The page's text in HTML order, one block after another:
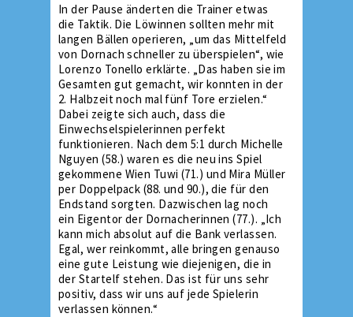
In der Pause änderten die Trainer etwas
die Taktik. Die Löwinnen sollten mehr mit
langen Bällen operieren, „um das Mittelfeld
von Dornach schneller zu überspielen“, wie
Lorenzo Tonello erklärte. „Das haben sie im
Gesamten gut gemacht, wir konnten in der
2. Halbzeit noch mal fünf Tore erzielen.“
Dabei zeigte sich auch, dass die
Einwechselspielerinnen perfekt
funktionieren. Nach dem 5:1 durch Michelle
Nguyen (58.) waren es die neu ins Spiel
gekommene Wien Tuwi (71.) und Mira Müller
per Doppelpack (88. und 90.), die für den
Endstand sorgten. Dazwischen lag noch
ein Eigentor der Dornacherinnen (77.). „Ich
kann mich absolut auf die Bank verlassen.
Egal, wer reinkommt, alle bringen genauso
eine gute Leistung wie diejenigen, die in
der Startelf stehen. Das ist für uns sehr
positiv, dass wir uns auf jede Spielerin
verlassen können.“